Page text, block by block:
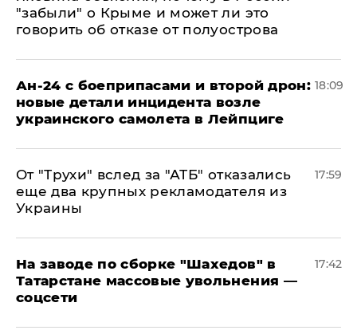
"забыли" о Крыме и может ли это
говорить об отказе от полуострова
Ан-24 с боеприпасами и второй дрон:
новые детали инцидента возле
украинского самолета в Лейпциге
18:09
От "Трухи" вслед за "АТБ" отказались
еще два крупных рекламодателя из
Украины
17:59
На заводе по сборке "Шахедов" в
Татарстане массовые увольнения —
соцсети
17:42